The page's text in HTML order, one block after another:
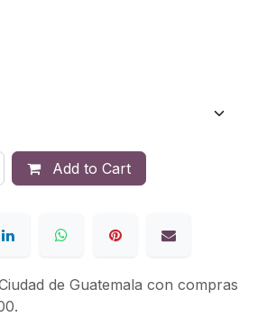
Add to Cart
de Guatemala con compras